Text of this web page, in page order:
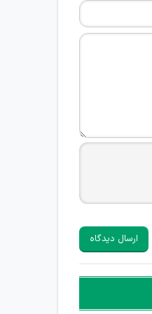
ارسال دیدگاه